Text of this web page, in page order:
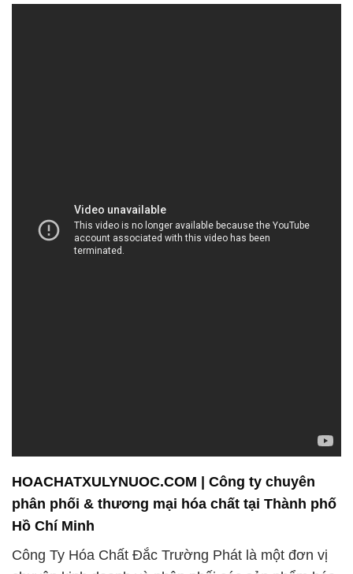
phân phối & thương mại hóa chất tại Thành phố
Hồ Chí Minh
2. Đối tác đáng tin cậy: Công Ty Hóa Chất Đắc
Trường Phát tự hào là đối tác đáng tin cậy của các
doanh nghiệp trong nước và quốc tế. Chúng tôi luôn
sẵn sàng hợp tác để cung cấp giải pháp hóa chất
tốt nhất cho nhu cầu của khách hàng.